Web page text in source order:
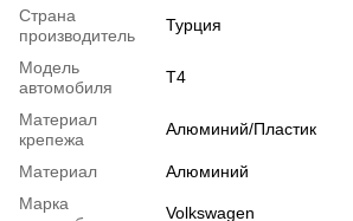
Страна
производитель
Турция
Модель
автомобиля
Т4
Материал
крепежа
Алюминий/Пластик
Материал
Алюминий
Марка
Volkswagen